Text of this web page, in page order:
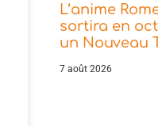
L’anime
sortira en
un Nouveau
7 août 2026